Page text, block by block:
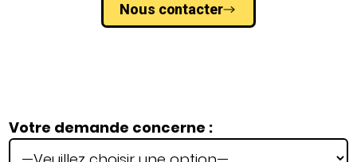
Nous contacter
Votre demande concerne :